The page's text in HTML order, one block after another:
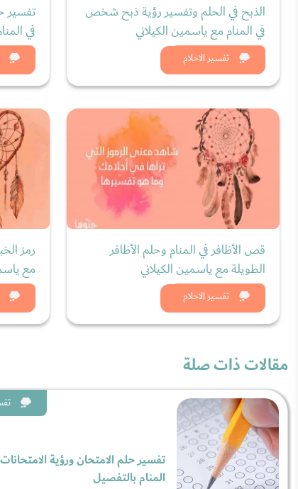
تفسير الاحلام
الذبح في الحلم وتفسير رؤية ذبح شخص
في المنام مع ياسمين الكيلاني
شاهد الان
تفسير
في
تفسير الاحلام
قص الأظافر في المنام وحلم الأظافر
الطويلة مع ياسمين الكيلاني
شاهد الان
رمز
مع
مقالات ذات صلة
تفسير حلم الامتحان ورؤية
المنام بالتفصيل